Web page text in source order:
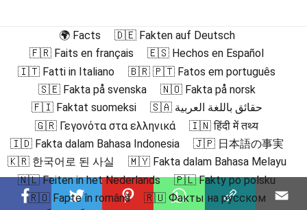
🌍 Facts
🇩🇪 Fakten auf Deutsch
🇫🇷 Faits en français
🇪🇸 Hechos en Español
🇮🇹 Fatti in Italiano
🇧🇷 🇵🇹 Fatos em português
🇸🇪 Fakta på svenska
🇳🇴 Fakta på norsk
🇫🇮 Faktat suomeksi
🇸🇦 حقائق باللغة العربية
🇬🇷 Γεγονότα στα ελληνικά
🇮🇳 हिंदी में तथ्य
🇮🇩 Fakta dalam Bahasa Indonesia
🇯🇵 日本語の事実
🇰🇷 한국어로 된 사실
🇲🇾 Fakta dalam Bahasa Melayu
🇳🇱 Feiten in het Nederlands
🇵🇱 Fakty po polsku
🇷🇴 Fapte în română
🇷🇺 Факты на русском